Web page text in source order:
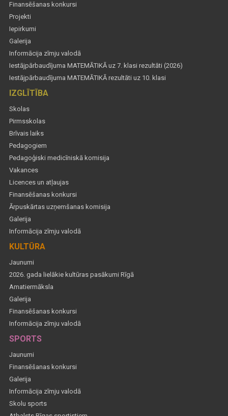
Finansēšanas konkursi
Projekti
Iepirkumi
Galerija
Informācija zīmju valodā
Iestājpārbaudījuma MATEMĀTIKĀ uz 7. klasi rezultāti (2026)
Iestājpārbaudījuma MATEMĀTIKĀ rezultāti uz 10. klasi
IZGLĪTĪBA
Skolas
Pirmsskolas
Brīvais laiks
Pedagogiem
Pedagoģiski medicīniskā komisija
Vakances
Licences un atļaujas
Finansēšanas konkursi
Ārpuskārtas uzņemšanas komisija
Galerija
Informācija zīmju valodā
KULTŪRA
Jaunumi
2026. gada lielākie kultūras pasākumi Rīgā
Amatiermāksla
Galerija
Finansēšanas konkursi
Informācija zīmju valodā
SPORTS
Jaunumi
Finansēšanas konkursi
Galerija
Informācija zīmju valodā
Skolu sports